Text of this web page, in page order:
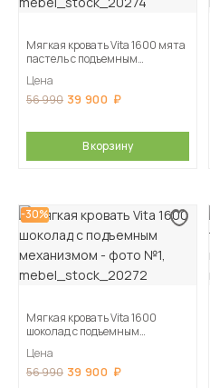
Мягкая кровать Vita 1600 мята
пастель с подъемным
Цена
56 990 39 900
В корзину
-30%
Мягкая кровать Vita 1600
шоколад с подъемным
Цена
56 990 39 900